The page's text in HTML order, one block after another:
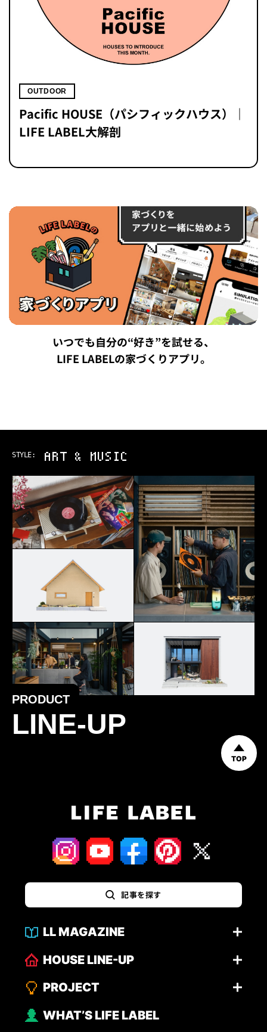
OUTDOOR
Pacific HOUSE（パシフィックハウス）｜
LIFE LABEL大解剖
いつでも自分の“好き”を試せる、
LIFE LABELの家づくりアプリ。
STYLE: ART & MUSIC
PRODUCT
LINE-UP
TOP
記事を探す
LL MAGAZINE
HOUSE LINE-UP
PROJECT
WHAT’S LIFE LABEL